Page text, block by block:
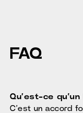
FAQ
Qu’est-ce
C’est un accord